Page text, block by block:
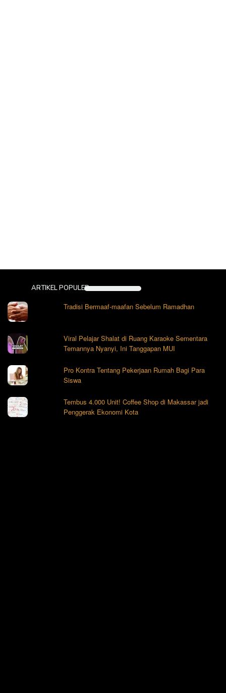
ARTIKEL POPULER
Tradisi Bermaaf-maafan Sebelum Ramadhan
Viral Pelajar Shalat di Ruang Karaoke Sementara
Temannya Nyanyi, Ini Tanggapan MUI
Pro Kontra Tentang Pekerjaan Rumah Bagi Para
Siswa
Tembus 4.000 Unit! Coffee Shop di Makassar jadi
Penggerak Ekonomi Kota